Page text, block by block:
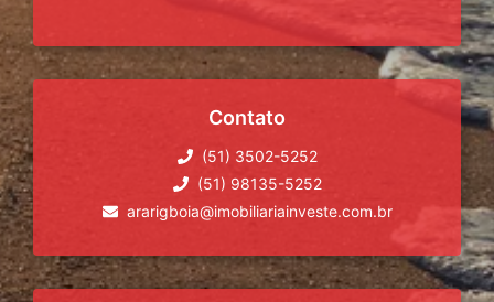
Contato
(51) 3502-5252
(51) 98135-5252
ararigboia@imobiliariainveste.com.br